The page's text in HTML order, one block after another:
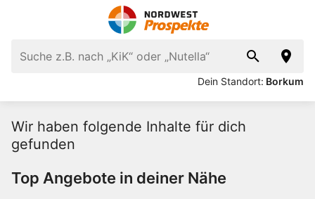
Dein Standort: Borkum
Wir haben folgende Inhalte für dich
gefunden
Top Angebote in deiner Nähe